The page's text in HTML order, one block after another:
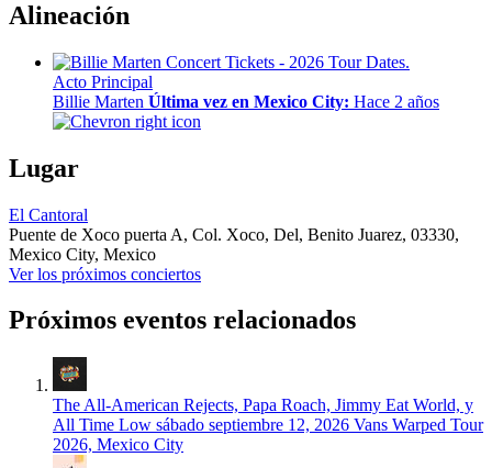
Alineación
Acto Principal
Billie Marten Última vez en Mexico City: Hace 2 años
Lugar
El Cantoral
Puente de Xoco puerta A, Col. Xoco, Del, Benito Juarez, 03330,
Mexico City, Mexico
Ver los próximos conciertos
Próximos eventos relacionados
The All-American Rejects, Papa Roach, Jimmy Eat World, y
All Time Low sábado septiembre 12, 2026 Vans Warped Tour
2026, Mexico City